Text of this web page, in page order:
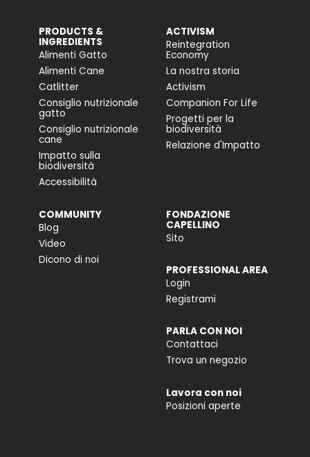
PRODUCTS &
INGREDIENTS
Alimenti Gatto
Alimenti Cane
Catlitter
Consiglio nutrizionale
gatto
Consiglio nutrizionale
cane
Impatto sulla
biodiversità
Accessibilità
ACTIVISM
Reintegration
Economy
La nostra storia
Activism
Companion For Life
Progetti per la
biodiversità
Relazione d'Impatto
COMMUNITY
Blog
Video
Dicono di noi
FONDAZIONE
CAPELLINO
Sito
PROFESSIONAL AREA
Login
Registrami
PARLA CON NOI
Contattaci
Trova un negozio
Lavora con noi
Posizioni aperte